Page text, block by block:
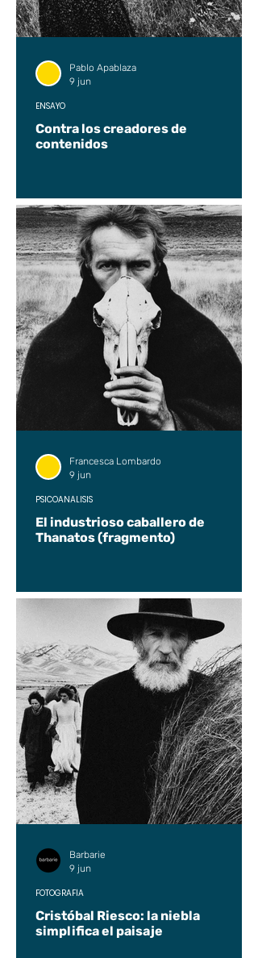
Contra los creadores de
contenidos
ENSAYO
Pablo Apablaza
9 jun
El industrioso caballero de
Thanatos (fragmento)
PSICOANÁLISIS
Francesca Lombardo
9 jun
Cristóbal Riesco: la niebla
simplifica el paisaje
FOTOGRAFÍA
Barbarie
9 jun